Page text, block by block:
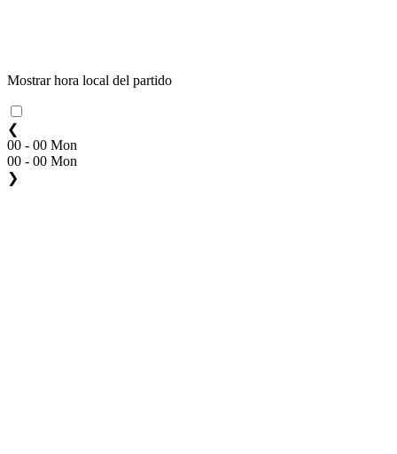
Mostrar hora local del partido
❮
00 - 00 Mon
00 - 00 Mon
❯